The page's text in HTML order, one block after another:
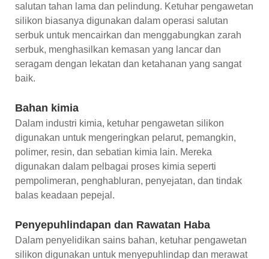
salutan tahan lama dan pelindung. Ketuhar pengawetan
silikon biasanya digunakan dalam operasi salutan
serbuk untuk mencairkan dan menggabungkan zarah
serbuk, menghasilkan kemasan yang lancar dan
seragam dengan lekatan dan ketahanan yang sangat
baik.
Bahan kimia
Dalam industri kimia, ketuhar pengawetan silikon
digunakan untuk mengeringkan pelarut, pemangkin,
polimer, resin, dan sebatian kimia lain. Mereka
digunakan dalam pelbagai proses kimia seperti
pempolimeran, penghabluran, penyejatan, dan tindak
balas keadaan pepejal.
Penyepuhlindapan dan Rawatan Haba
Dalam penyelidikan sains bahan, ketuhar pengawetan
silikon digunakan untuk menyepuhlindap dan merawat